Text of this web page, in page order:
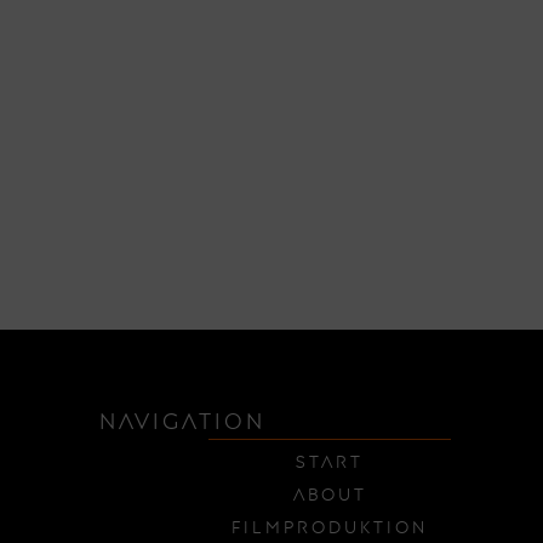
NAVIGATION
Start
About
Filmproduktion